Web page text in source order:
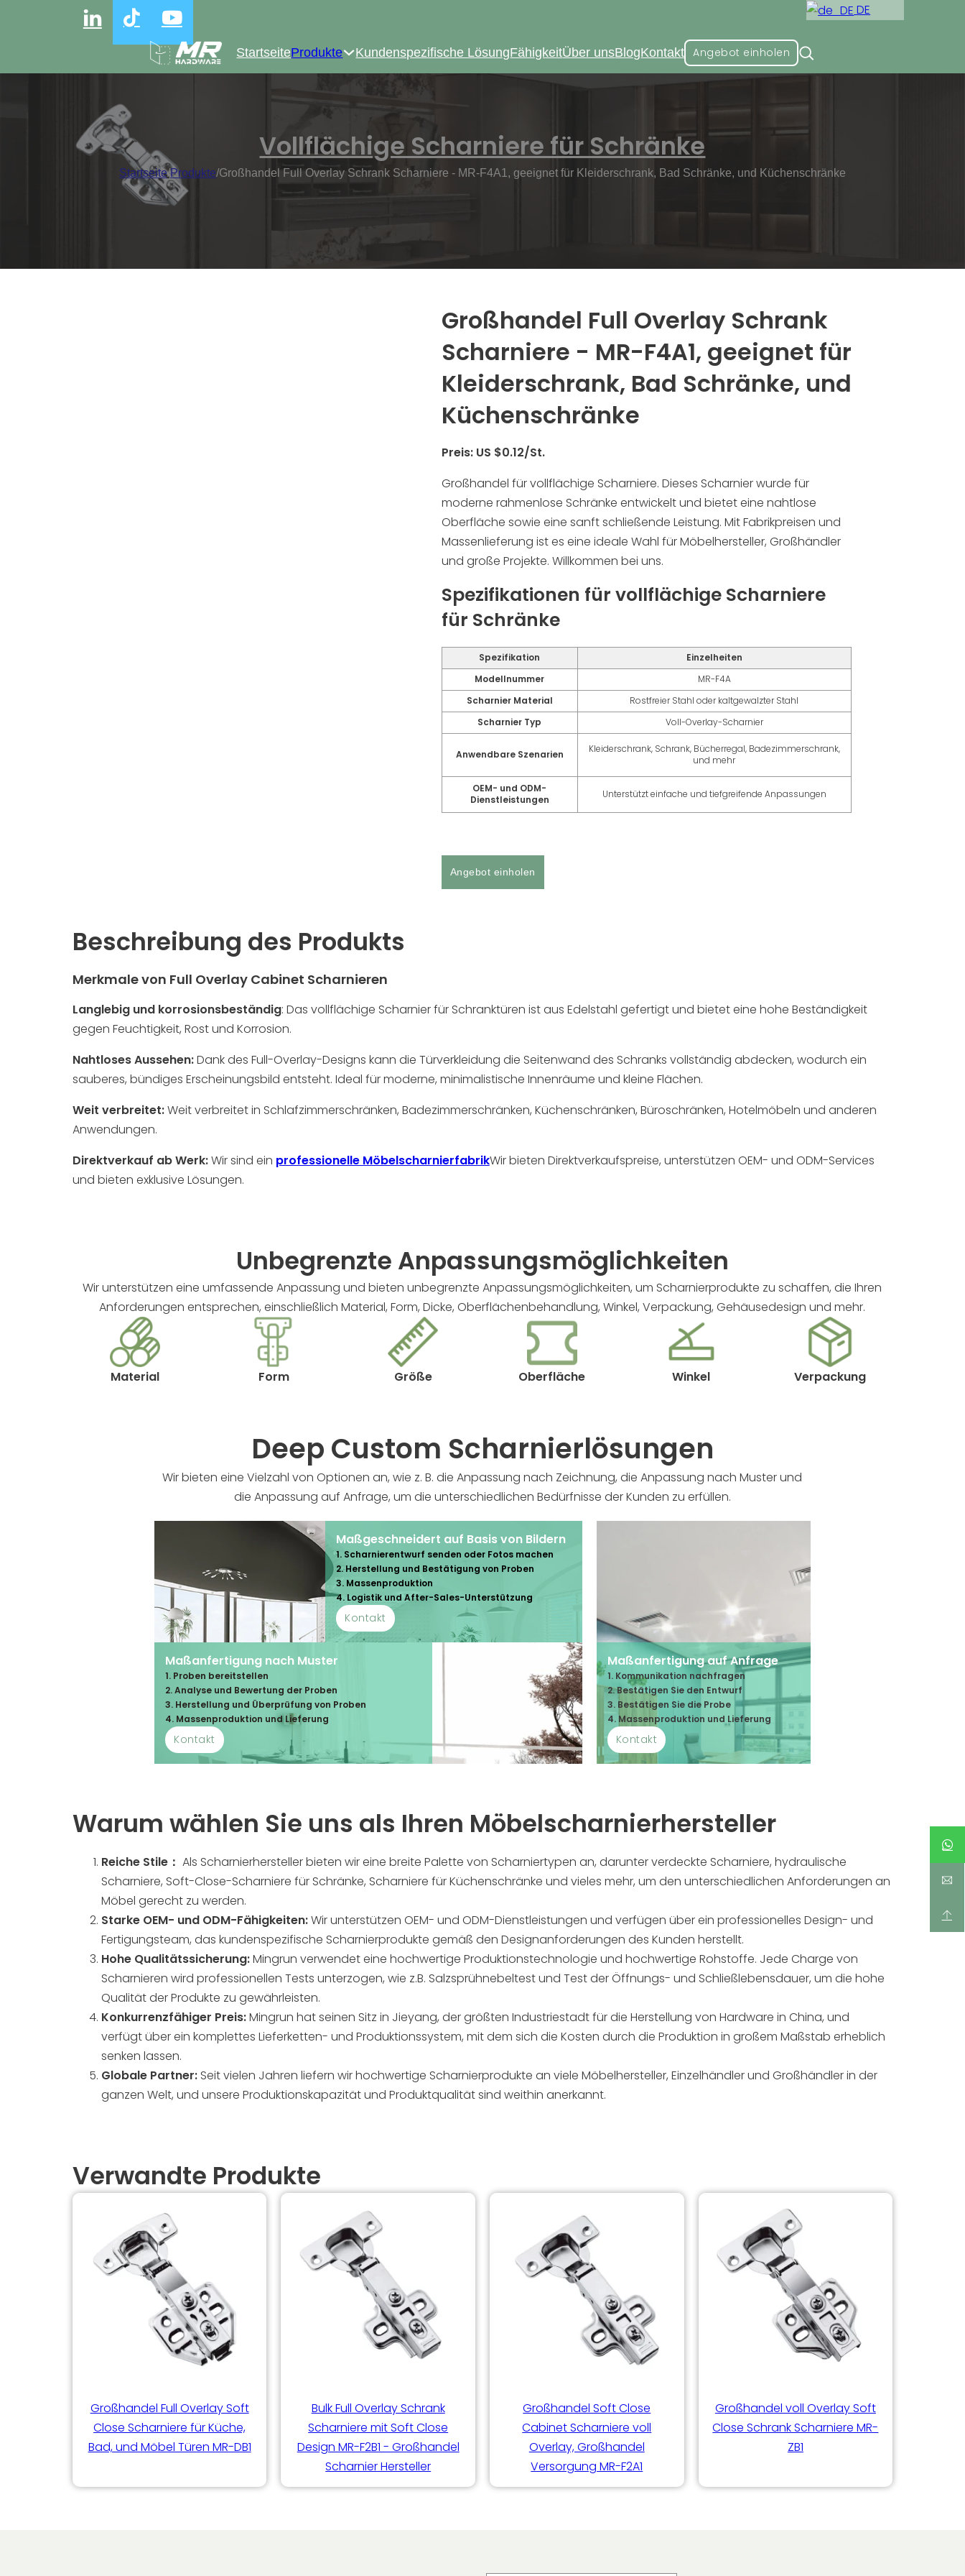
DE
StartseiteProdukte Kundenspezifische LösungFähigkeitÜber unsBlogKontakt Angebot einholen
Vollflächige Scharniere für Schränke
Startseite/Produkte/Großhandel Full Overlay Schrank Scharniere - MR-F4A1, geeignet für Kleiderschrank, Bad Schränke, und Küchenschränke
Großhandel Full Overlay Schrank
Scharniere - MR-F4A1, geeignet für
Kleiderschrank, Bad Schränke, und
Küchenschränke
Preis: US $0.12/St.
Großhandel für vollflächige Scharniere. Dieses Scharnier wurde für
moderne rahmenlose Schränke entwickelt und bietet eine nahtlose
Oberfläche sowie eine sanft schließende Leistung. Mit Fabrikpreisen und
Massenlieferung ist es eine ideale Wahl für Möbelhersteller, Großhändler
und große Projekte. Willkommen bei uns.
Spezifikationen für vollflächige Scharniere
für Schränke
Spezifikation
Einzelheiten
Modellnummer
MR-F4A
Scharnier Material
Rostfreier Stahl oder kaltgewalzter Stahl
Scharnier Typ
Voll-Overlay-Scharnier
Anwendbare Szenarien
Kleiderschrank, Schrank, Bücherregal, Badezimmerschrank,
und mehr
OEM- und ODM-
Dienstleistungen
Unterstützt einfache und tiefgreifende Anpassungen
Angebot einholen
Beschreibung des Produkts
Merkmale von Full Overlay Cabinet Scharnieren
Langlebig und korrosionsbeständig: Das vollflächige Scharnier für Schranktüren ist aus Edelstahl gefertigt und bietet eine hohe Beständigkeit
gegen Feuchtigkeit, Rost und Korrosion.
Nahtloses Aussehen:Dank des Full-Overlay-Designs kann die Türverkleidung die Seitenwand des Schranks vollständig abdecken, wodurch ein
sauberes, bündiges Erscheinungsbild entsteht. Ideal für moderne, minimalistische Innenräume und kleine Flächen.
Weit verbreitet:Weit verbreitet in Schlafzimmerschränken, Badezimmerschränken, Küchenschränken, Büroschränken, Hotelmöbeln und anderen
Anwendungen.
Direktverkauf ab Werk:Wir sind ein professionelle MöbelscharnierfabrikWir bieten Direktverkaufspreise, unterstützen OEM- und ODM-Services
und bieten exklusive Lösungen.
Unbegrenzte Anpassungsmöglichkeiten
Wir unterstützen eine umfassende Anpassung und bieten unbegrenzte Anpassungsmöglichkeiten, um Scharnierprodukte zu schaffen, die Ihren
Anforderungen entsprechen, einschließlich Material, Form, Dicke, Oberflächenbehandlung, Winkel, Verpackung, Gehäusedesign und mehr.
Material Form Größe Oberfläche Winkel Verpackung
Deep Custom Scharnierlösungen
Wir bieten eine Vielzahl von Optionen an, wie z. B. die Anpassung nach Zeichnung, die Anpassung nach Muster und
die Anpassung auf Anfrage, um die unterschiedlichen Bedürfnisse der Kunden zu erfüllen.
Maßgeschneidert auf Basis von Bildern
1. Scharnierentwurf senden oder Fotos machen
2. Herstellung und Bestätigung von Proben
3. Massenproduktion
4. Logistik und After-Sales-Unterstützung
Kontakt
Maßanfertigung nach Muster
1. Proben bereitstellen
2. Analyse und Bewertung der Proben
3. Herstellung und Überprüfung von Proben
4. Massenproduktion und Lieferung
Kontakt
Maßanfertigung auf Anfrage
1. Kommunikation nachfragen
2. Bestätigen Sie den Entwurf
3. Bestätigen Sie die Probe
4. Massenproduktion und Lieferung
Kontakt
Warum wählen Sie uns als Ihren Möbelscharnierhersteller
Reiche Stile： Als Scharnierhersteller bieten wir eine breite Palette von Scharniertypen an, darunter verdeckte Scharniere, hydraulische
Scharniere, Soft-Close-Scharniere für Schränke, Scharniere für Küchenschränke und vieles mehr, um den unterschiedlichen Anforderungen an
Möbel gerecht zu werden.
Starke OEM- und ODM-Fähigkeiten:Wir unterstützen OEM- und ODM-Dienstleistungen und verfügen über ein professionelles Design- und
Fertigungsteam, das kundenspezifische Scharnierprodukte gemäß den Designanforderungen des Kunden herstellt.
Hohe Qualitätssicherung:Mingrun verwendet eine hochwertige Produktionstechnologie und hochwertige Rohstoffe. Jede Charge von
Scharnieren wird professionellen Tests unterzogen, wie z.B. Salzsprühnebeltest und Test der Öffnungs- und Schließlebensdauer, um die hohe
Qualität der Produkte zu gewährleisten.
Konkurrenzfähiger Preis:Mingrun hat seinen Sitz in Jieyang, der größten Industriestadt für die Herstellung von Hardware in China, und
verfügt über ein komplettes Lieferketten- und Produktionssystem, mit dem sich die Kosten durch die Produktion in großem Maßstab erheblich
senken lassen.
Globale Partner:Seit vielen Jahren liefern wir hochwertige Scharnierprodukte an viele Möbelhersteller, Einzelhändler und Großhändler in der
ganzen Welt, und unsere Produktionskapazität und Produktqualität sind weithin anerkannt.
Verwandte Produkte
Großhandel Full Overlay Soft
Close Scharniere für Küche,
Bad, und Möbel Türen MR-DB1
Bulk Full Overlay Schrank
Scharniere mit Soft Close
Design MR-F2B1 - Großhandel
Scharnier Hersteller
Großhandel Soft Close
Cabinet Scharniere voll
Overlay, Großhandel
Versorgung MR-F2A1
Großhandel voll Overlay Soft
Close Schrank Scharniere MR-
ZB1